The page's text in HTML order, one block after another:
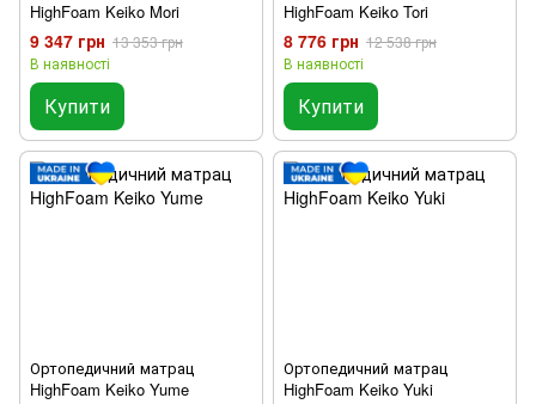
HighFoam Keiko Mori
9 347 грн 13 353 грн
В наявності
Купити
HighFoam Keiko Tori
8 776 грн 12 538 грн
В наявності
Купити
Ортопедичний матрац
HighFoam Keiko Yume
Ортопедичний матрац
HighFoam Keiko Yuki